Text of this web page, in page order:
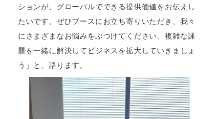
ションが、グローバルでできる提供価値をお伝えし
たいです。ぜひブースにお立ち寄りいただき、我々
にさまざまなお悩みをぶつけてください。複雑な課
題を一緒に解決してビジネスを拡大していきましょ
う」と、語ります。